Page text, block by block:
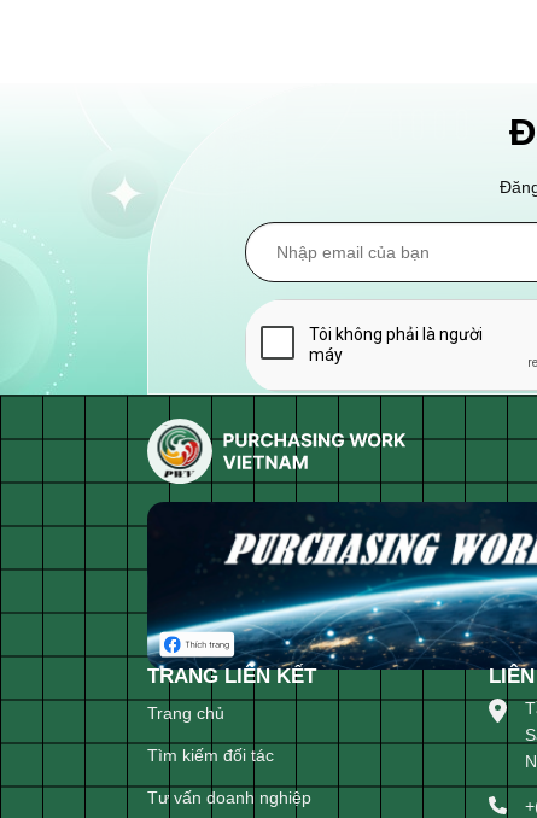
TRANG LIÊN KẾT
Trang chủ
Tìm kiếm đối tác
Tư vấn doanh nghiệp